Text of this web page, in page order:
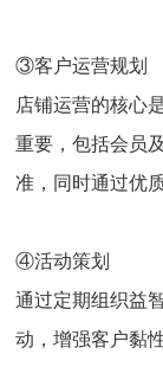
③客户运营规划
店铺运营的核心
重要，包括会员
准，同时通过优
④活动策划
通过定期组织益
动，增强客户黏